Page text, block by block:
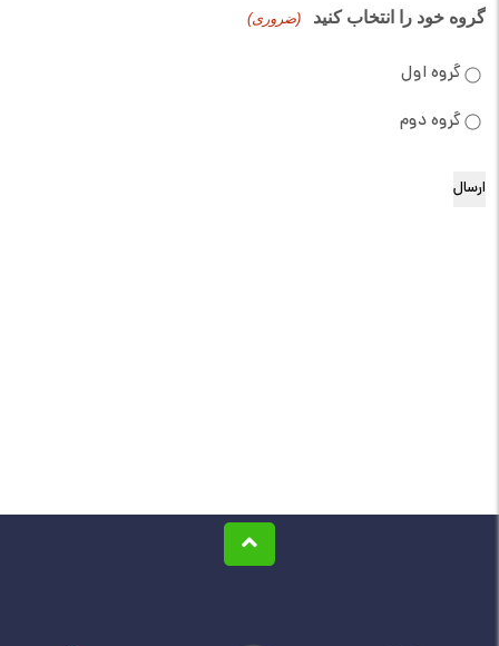
گروه خود را انتخاب کنید (ضروری)
گروه اول
گروه دوم